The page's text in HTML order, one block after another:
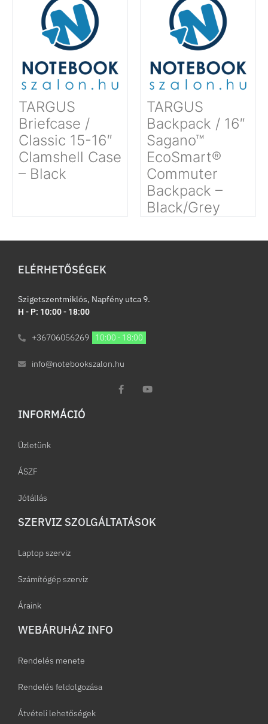
TARGUS
Briefcase /
Classic 15-16″
Clamshell Case
– Black
TARGUS
Backpack / 16″
Sagano™
EcoSmart®
Commuter
Backpack –
Black/Grey
ELÉRHETŐSÉGEK
Szigetszentmiklós, Napfény utca 9.
H - P: 10:00 - 18:00
+36706056269 10:00 - 18:00
info@notebookszalon.hu
INFORMÁCIÓ​
Üzletünk
ÁSZF
Jótállás
SZERVIZ SZOLGÁLTATÁSOK
Laptop szerviz
Számítógép szerviz
Áraink
WEBÁRUHÁZ INFO
Rendelés menete
Rendelés feldolgozása
Átvételi lehetőségek